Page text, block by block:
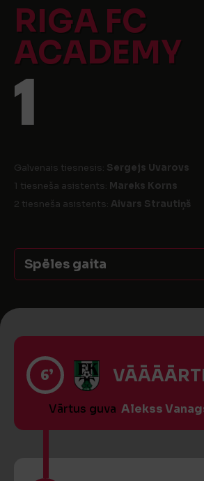
RIGA FC
ACADEMY
1
Galvenais tiesnesis: Sergejs Uvarovs
1 tiesneša asistents: Mareks Korns
2 tiesneša asistents: Aivars Strautiņš
Spēles gaita
6’
Vārtus guva Alekss